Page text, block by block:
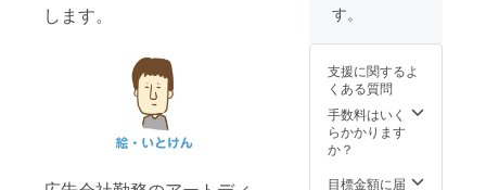
します。
ティー
もご活
用いた
だけま
す。
（楽曲
権、原
キャラ
を開発
しま
す。
Ponta
カード
ンタ」
す。
支援に関するよ
くある質問
手数料はいく
らかかります
か？
目標金額に届